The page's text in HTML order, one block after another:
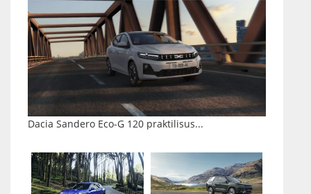
Dacia Sandero Eco-G 120 praktilisus...